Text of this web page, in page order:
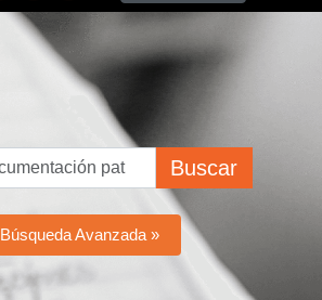
Buscar
Búsqueda Avanzada »